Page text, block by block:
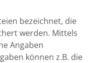
bezeichnet, die
werden. Mittels
Angaben
können z.B. die